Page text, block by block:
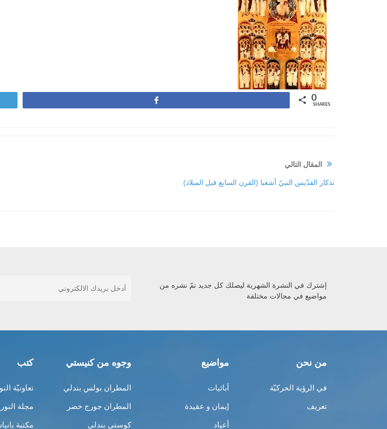
0
SHARES
المقال التالي
تذكار القدّيس النبيّ أشعيا (القرن السابع قبل الميلاد)
إشترك في النشرة الشهرية ليصلك كل جديد تمّ نشره من
مواضيع في مجالات مختلفة
من نحن
في الرؤية الحركيّة
تعريف
مواضيع
أبائيات
إيمان و عقيدة
أعياد
وجوه من كنيستي
المطران بولس بندلي
المطران جورج خضر
كوستي بندلي
كتب
تعاونيّة
مجلة النور
مكتبة